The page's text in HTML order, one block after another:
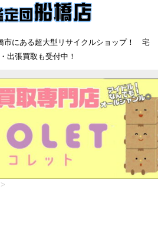
市にある超大型リサイクルショップ！ 宅
出張買取も受付中！
>